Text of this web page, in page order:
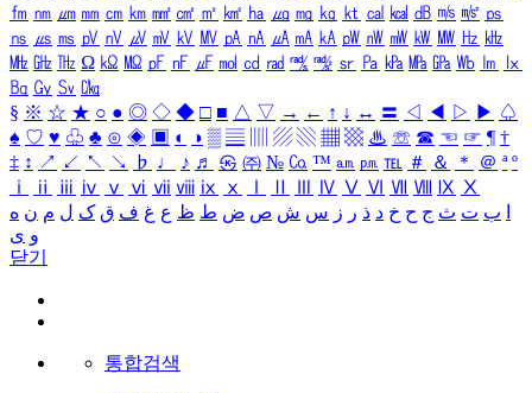
㎙ ㎚ ㎛ ㎜ ㎝ ㎞ ㎟ ㎠ ㎡ ㎢ ㏊ ㎍ ㎎ ㎏ ㏏ ㎈ ㎉ ㏈ ㎧ ㎨ ㎰
㎱ ㎲ ㎳ ㎴ ㎵ ㎶ ㎷ ㎸ ㎹ ㎀ ㎁ ㎂ ㎃ ㎄ ㎺ ㎻ ㎽ ㎾ ㎿ ㎐ ㎑
㎒ ㎓ ㎔ Ω ㏀ ㏁ ㎊ ㎋ ㎌ ㏖ ㏅ ㎭ ㎮ ㎯ ㏛ ㎩ ㎪ ㎫ ㎬ ㏝ ㏐
㏓
㏃ ㏉ ㏜ ㏆
§ ※ ☆ ★ ○ ● ◎ ◇ ◆ □ ■ △ ▽ → ← ↑ ↓ ↔ 〓 ◁ ◀ ▷ ▶ ♤
♠ ♡ ♥ ♧ ♣ ⊙ ◈ ▣ ◐ ◑ ▒ ▤ ▨ ▧ ▦ ▩ ♨ ☏ ☎ ☜ ☞ ¶ †
‡ ↕ ↗ ↙ ↖ ↘ ♭ ♩ ♪ ♬ ㉿ ㈜ № ㏇ ™ ㏂ ㏘ ℡ ＃ ＆ ＊ ＠ ª º
ⅰ
ⅱ ⅲ ⅳ ⅴ ⅵ ⅶ ⅷ ⅸ ⅹ Ⅳ Ⅴ Ⅵ Ⅶ Ⅷ Ⅸ Ⅹ
ب ت ث ج ح خ د ذ ر ز س ش ص ض ط ظ ع غ ف ق ک ل م ن ه
و ی
닫기
통합검색